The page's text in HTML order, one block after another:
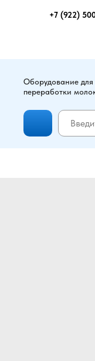
+7 (922)
Оборудование для
переработки